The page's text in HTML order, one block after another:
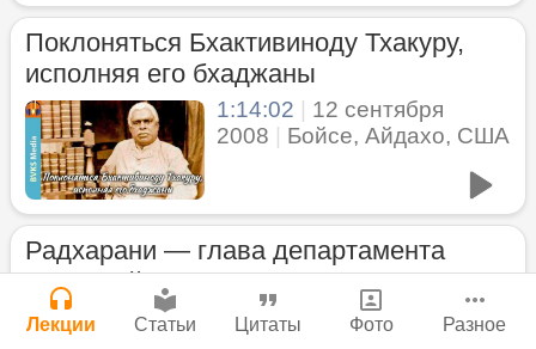
Поклоняться Бхактивиноду Тхакуру,
исполняя его бхаджаны
1:14:02
12 сентября
2008
Бойсе, Айдахо, США
Радхарани — глава департамента
служений
1:05:35 7 сентября 2008|
Богатство, которое не спрятать в
сундук
28 июля 2026|Васух
Где живет Верховная Личность Бога?
Каков адрес Вишну?
29 июля 2026
Нектар имени Кришны
24 июля 2026
Джанмаштами в Тбилиси 2025
Лекции Статьи Цитаты Фото Разное